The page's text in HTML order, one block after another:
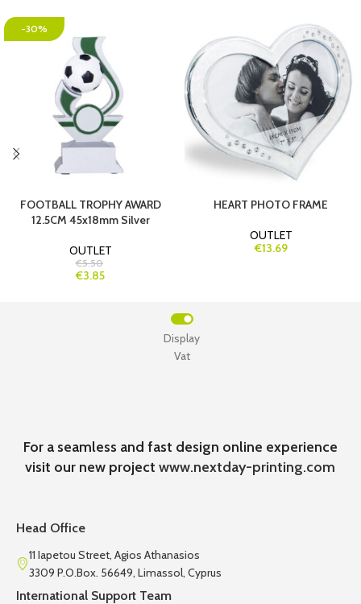
-30%
FOOTBALL TROPHY AWARD
12.5CM 45x18mm Silver
OUTLET
€5.50
€3.85
HEART PHOTO FRAME
OUTLET
€13.69
Vat
Display
For a seamless and fast design online experience
visit our new projectwww.nextday-printing.com
Head Office
11 Iapetou Street, Agios Athanasios
3309 P.O.Box. 56649, Limassol, Cyprus
International Support Team